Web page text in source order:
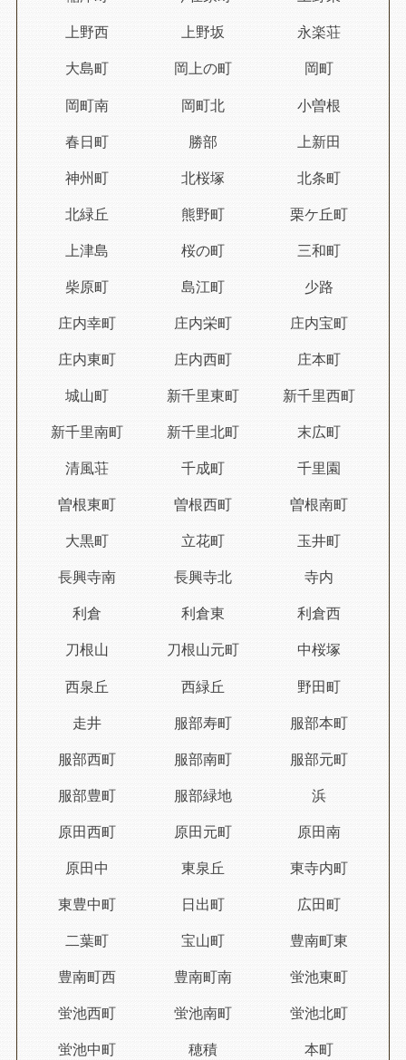
上野西 上野坂 永楽荘
大島町 岡上の町 岡町
岡町南 岡町北 小曽根
春日町 勝部 上新田
神州町 北桜塚 北条町
北緑丘 熊野町 栗ケ丘町
上津島 桜の町 三和町
柴原町 島江町 少路
庄内幸町 庄内栄町 庄内宝町
庄内東町 庄内西町 庄本町
城山町 新千里東町 新千里西町
新千里南町 新千里北町 末広町
清風荘 千成町 千里園
曽根東町 曽根西町 曽根南町
大黒町 立花町 玉井町
長興寺南 長興寺北 寺内
利倉 利倉東 利倉西
刀根山 刀根山元町 中桜塚
西泉丘 西緑丘 野田町
走井 服部寿町 服部本町
服部西町 服部南町 服部元町
服部豊町 服部緑地 浜
原田西町 原田元町 原田南
原田中 東泉丘 東寺内町
東豊中町 日出町 広田町
二葉町 宝山町 豊南町東
豊南町西 豊南町南 蛍池東町
蛍池西町 蛍池南町 蛍池北町
蛍池中町 穂積 本町